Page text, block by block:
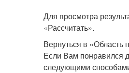
Для просмотра
«Рассчитать».
Вернуться в «Область
Если Вам понравился
следующими